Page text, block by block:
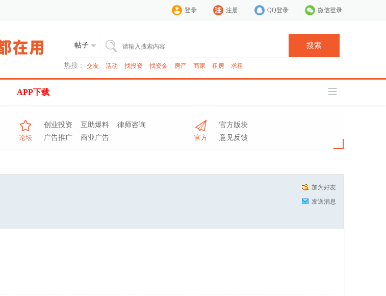
登录 注册 QQ登录 微信登录
帖子 搜索
热搜 : 交友 活动 找投资 找资金 房产 商家 租房 求租
APP下载
论坛
创业投资 互助爆料
律师咨询
广告推广
商业广告 官方
官方版块
意见反馈
加为好友
发送消息